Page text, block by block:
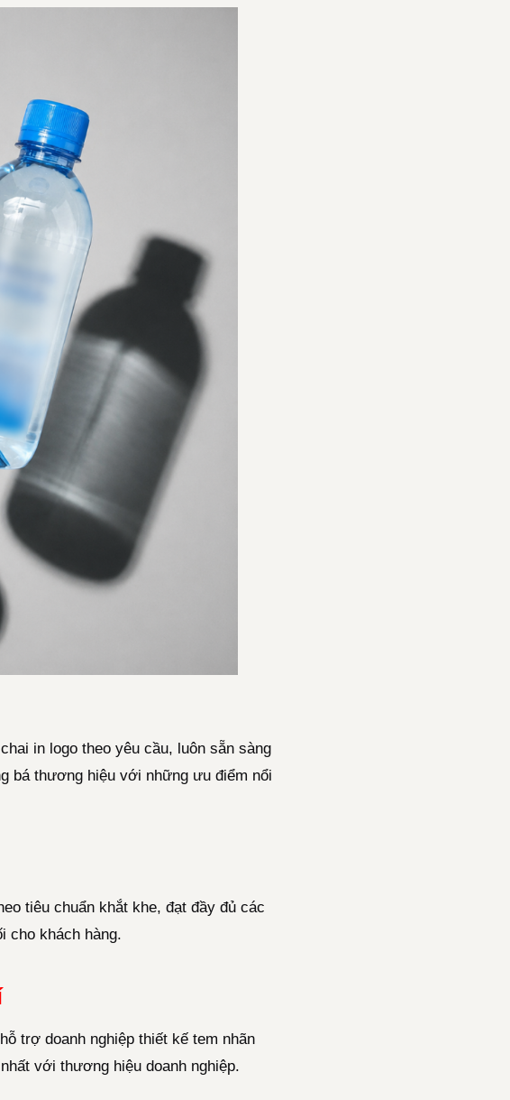
in logo theo yêu cầu, luôn sẵn sàng
bá thương hiệu với những ưu điểm nổi
tiêu chuẩn khắt khe, đạt đầy đủ các
cho khách hàng.
trợ doanh nghiệp thiết kế tem nhãn
với thương hiệu doanh nghiệp.